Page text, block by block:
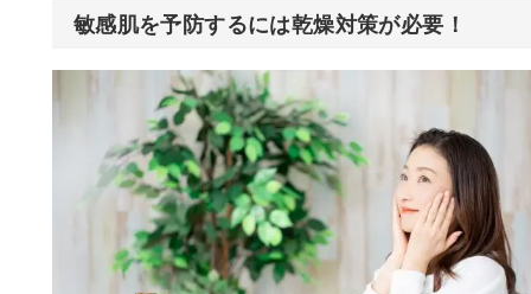
敏感肌を予防するには乾燥対策が必要！